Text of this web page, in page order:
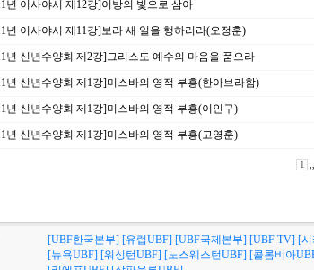
년 이사야서 제12강]이방의 빛으로 삼아
년 이사야서 제11강]보라 새 일을 행하리라(오정훈)
년 신년수양회 제2강]그리스도 예수의 마음을 품으라
년 신년수양회 제1강]미스바의 영적 부흥(한아브라함)
년 신년수양회 제1강]미스바의 영적 부흥(이인구)
년 신년수양회 제1강]미스바의 영적 부흥(고영훈)
1
[UBF한국본부] [유럽UBF] [UBF국제본부] [UBF TV] [
[뉴욕UBF] [워싱턴UBF] [노스웨스턴UBF] [콜롬비아